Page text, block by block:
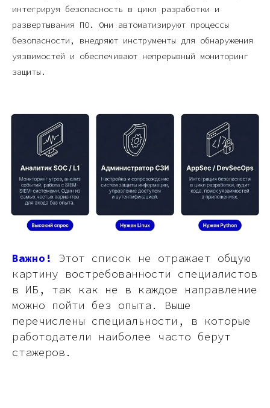
интегрируя безопасность в цикл разработки и
развертывания ПО. Они автоматизируют процессы
безопасности, внедряют инструменты для обнаружения
уязвимостей и обеспечивают непрерывный мониторинг
защиты.
Важно!
Этот список не отражает общую
картину востребованности специалистов
в ИБ, так как не в каждое направление
можно пойти без опыта. Выше
перечислены специальности, в которые
работодатели наиболее часто берут
стажеров.